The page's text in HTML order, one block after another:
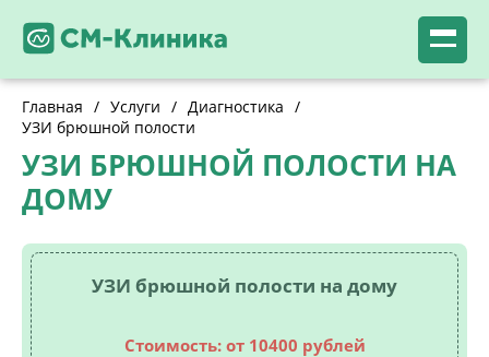
Главная / Услуги / Диагностика /
УЗИ брюшной полости
УЗИ БРЮШНОЙ ПОЛОСТИ НА
ДОМУ
УЗИ брюшной полости на дому
Стоимость: от 10400 рублей